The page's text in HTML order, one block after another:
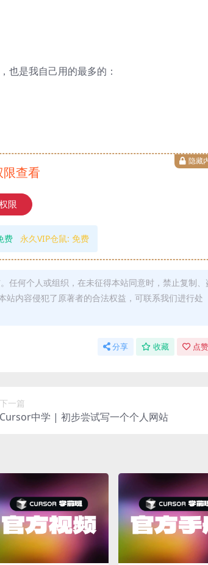
也是我自己用的最多的：
隐藏
查看
限
费 永久VIP仓鼠: 免费
任何个人或组织，在未征得本站同意时，禁止复制、
站内容侵犯了原著者的合法权益，可联系我们进行处
分享 收藏 点
下一篇
Cursor中学 | 初步尝试写一个个人网站